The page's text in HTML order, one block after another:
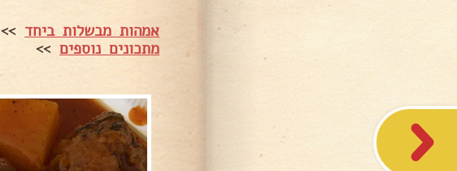
אמהות מבשלות ביחד>>
מתכונים נוספים>>